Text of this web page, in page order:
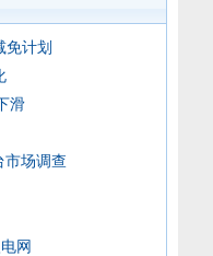
免计划
滑
市场调查
网